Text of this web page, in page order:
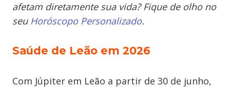
afetam diretamente sua vida? Fique de olho no
seu Horóscopo Personalizado.
Saúde de Leão em 2026
Com Júpiter em Leão a partir de 30 de junho,